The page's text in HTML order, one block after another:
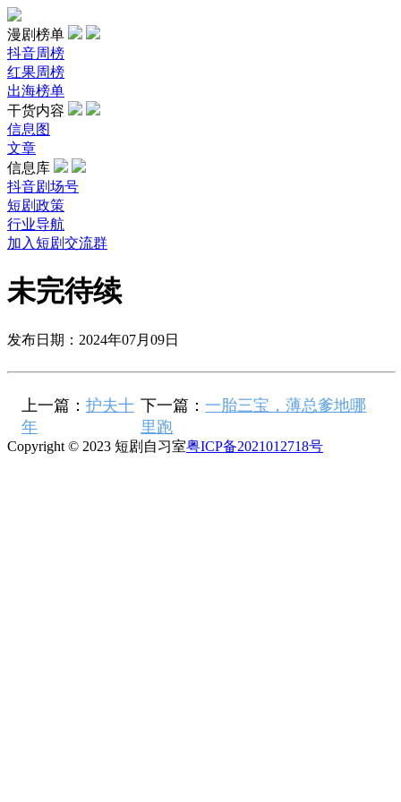
漫剧榜单
抖音周榜
红果周榜
出海榜单
干货内容
信息图
文章
信息库
抖音剧场号
短剧政策
行业导航
加入短剧交流群
未完待续
发布日期：2024年07月09日
上一篇： 护夫十
年
下一篇： 一胎三宝，薄总爹地哪
里跑
Copyright © 2023 短剧自习室粤ICP备2021012718号